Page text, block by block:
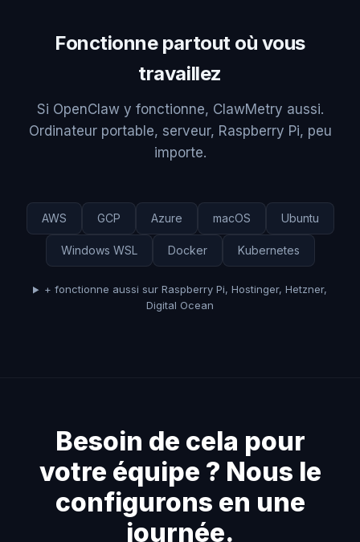
Fonctionne partout où vous
travaillez
Si OpenClaw y fonctionne, ClawMetry aussi.
Ordinateur portable, serveur, Raspberry Pi, peu
importe.
AWS GCP Azure macOS Ubuntu
Windows WSL Docker Kubernetes
+ fonctionne aussi sur Raspberry Pi, Hostinger, Hetzner,
Digital Ocean
Besoin de cela pour
votre équipe ? Nous le
configurons en une
journée.